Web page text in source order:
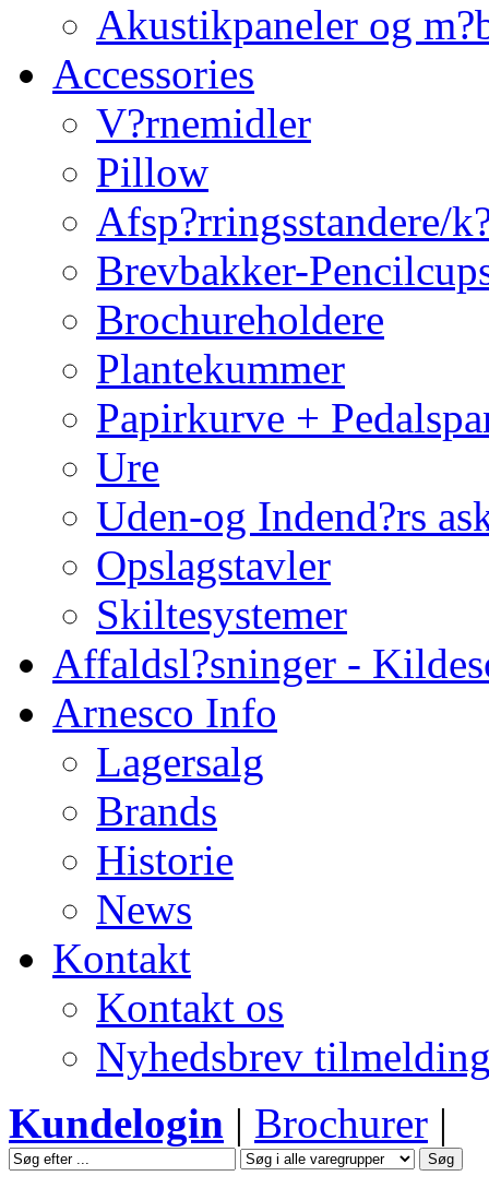
Akustikpaneler og
Accessories
V?rnemidler
Pillow
Afsp?rringsstandere/
Brevbakker-
Brochureholdere
Plantekummer
Papirkurve +
Ure
Uden-og Indend?rs
Opslagstavler
Skiltesystemer
Affaldsl?sninger -
Arnesco Info
Lagersalg
Brands
Historie
News
Kontakt
Kontakt os
Nyhedsbrev
Kundelogin | Brochurer |